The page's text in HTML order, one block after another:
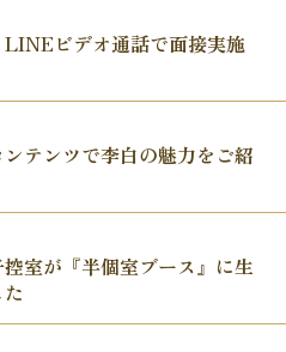
LINEビデオ通話で面接実施
ンテンツで李白の魅力をご紹
控室が『半個室ブース』に生